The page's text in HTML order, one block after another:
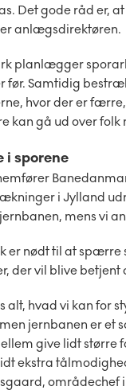
Det gode råd er,
anlægsdirektøren.
planlægger
før. Samtidig
hvor der er
kan gå ud over folk
i sporene
i Jylland
mens vi
er nødt til at spærre
der vil blive
alt, hvad vi kan for
jernbanen er et
give lidt større
ekstra
områdechef